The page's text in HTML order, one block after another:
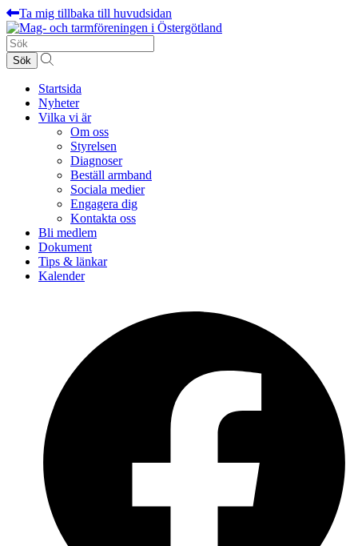
Ta mig tillbaka till huvudsidan
Sök
efter:
Startsida
Nyheter
Vilka vi är
Om oss
Styrelsen
Diagnoser
Beställ armband
Sociala medier
Engagera dig
Kontakta oss
Bli medlem
Dokument
Tips & länkar
Kalender